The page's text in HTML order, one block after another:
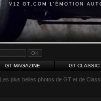
V12 GT.COM L'ÉMOTION
GT MAGAZINE GT CLASSIC
Les plus belles photos de GT et de